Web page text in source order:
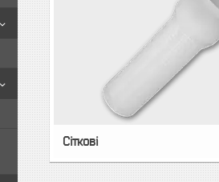
Сіткові